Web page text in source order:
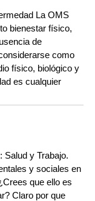
La OMS
bienestar físico,
de
como
físico, biológico y
es cualquier
Salud y Trabajo.
y sociales en
que ello es
Claro por que